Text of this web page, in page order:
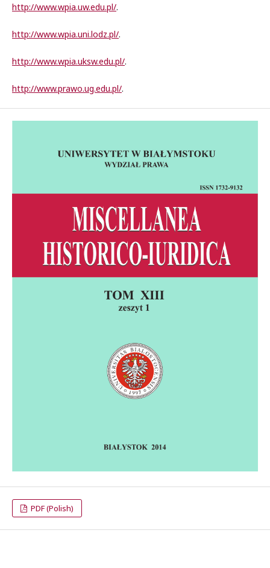
http://www.wpia.uw.edu.pl/.
http://www.wpia.uni.lodz.pl/.
http://www.wpia.uksw.edu.pl/.
http://www.prawo.ug.edu.pl/.
PDF (Polish)